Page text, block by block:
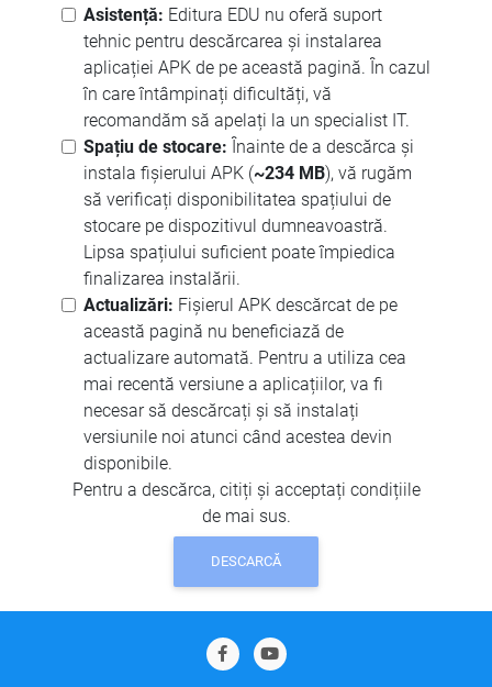
Asistență: Editura EDU nu oferă suport
tehnic pentru descărcarea și instalarea
aplicației APK de pe această pagină. În cazul
în care întâmpinați dificultăți, vă
recomandăm să apelați la un specialist IT.
Spațiu de stocare: Înainte de a descărca și
instala fișierului APK (~234 MB), vă rugăm
să verificați disponibilitatea spațiului de
stocare pe dispozitivul dumneavoastră.
Lipsa spațiului suficient poate împiedica
finalizarea instalării.
Actualizări: Fișierul APK descărcat de pe
această pagină nu beneficiază de
actualizare automată. Pentru a utiliza cea
mai recentă versiune a aplicațiilor, va fi
necesar să descărcați și să instalați
versiunile noi atunci când acestea devin
disponibile.
Pentru a descărca, citiți și acceptați condițiile
de mai sus.
DESCARCĂ